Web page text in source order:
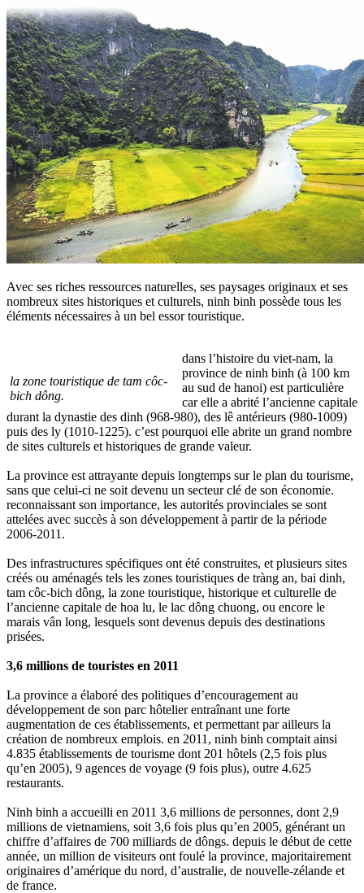
Avec ses riches ressources naturelles, ses paysages originaux et ses
nombreux sites historiques et culturels, ninh binh possède tous les
éléments nécessaires à un bel essor touristique.
la zone touristique de tam côc-
bich dông.
dans l’histoire du viet-nam, la
province de ninh binh (à 100 km
au sud de hanoi) est particulière
car elle a abrité l’ancienne capitale
durant la dynastie des dinh (968-980), des lê antérieurs (980-1009)
puis des ly (1010-1225). c’est pourquoi elle abrite un grand nombre
de sites culturels et historiques de grande valeur.
La province est attrayante depuis longtemps sur le plan du tourisme,
sans que celui-ci ne soit devenu un secteur clé de son économie.
reconnaissant son importance, les autorités provinciales se sont
attelées avec succès à son développement à partir de la période
2006-2011.
Des infrastructures spécifiques ont été construites, et plusieurs sites
créés ou aménagés tels les zones touristiques de tràng an, bai dinh,
tam côc-bich dông, la zone touristique, historique et culturelle de
l’ancienne capitale de hoa lu, le lac dông chuong, ou encore le
marais vân long, lesquels sont devenus depuis des destinations
prisées.
3,6 millions de touristes en 2011
La province a élaboré des politiques d’encouragement au
développement de son parc hôtelier entraînant une forte
augmentation de ces établissements, et permettant par ailleurs la
création de nombreux emplois. en 2011, ninh binh comptait ainsi
4.835 établissements de tourisme dont 201 hôtels (2,5 fois plus
qu’en 2005), 9 agences de voyage (9 fois plus), outre 4.625
restaurants.
Ninh binh a accueilli en 2011 3,6 millions de personnes, dont 2,9
millions de vietnamiens, soit 3,6 fois plus qu’en 2005, générant un
chiffre d’affaires de 700 milliards de dôngs. depuis le début de cette
année, un million de visiteurs ont foulé la province, majoritairement
originaires d’amérique du nord, d’australie, de nouvelle-zélande et
de france.